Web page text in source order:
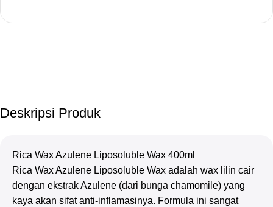
Deskripsi Produk
Rica Wax Azulene Liposoluble Wax 400ml
Rica Wax Azulene Liposoluble Wax adalah wax lilin cair
dengan ekstrak Azulene (dari bunga chamomile) yang
kaya akan sifat anti-inflamasinya. Formula ini sangat